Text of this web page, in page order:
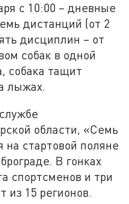
с 10:00 – дневные
дистанций (от 2
дисциплин – от
собак в одной
собака тащит
лыжах.
области, «Семь
на стартовой поляне
В гонках
спортсменов и три
из 15 регионов.